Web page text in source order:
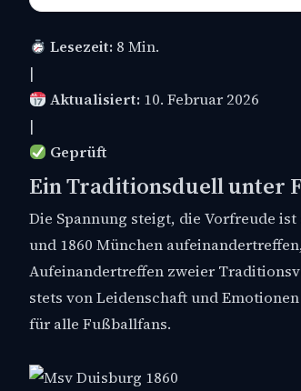
Lesezeit:8 Min.
|
Aktualisiert:10. Februar 2026
|
Geprüft
Ein Traditionsduell unter
Die Spannung steigt, die Vorfreude
und 1860 München
Aufeinandertreffen zweier
stets von Leidenschaft und
für alle Fußballfans.